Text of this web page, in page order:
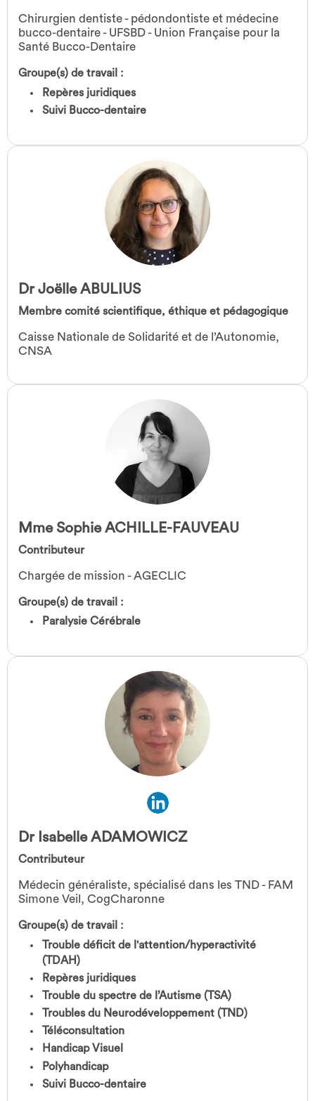
Chirurgien dentiste - pédondontiste et médecine
bucco-dentaire - UFSBD - Union Française pour la
Santé Bucco-Dentaire
Groupe(s) de travail :
Repères juridiques
Suivi Bucco-dentaire
Dr Joëlle ABULIUS
Membre comité scientifique, éthique et pédagogique
Caisse Nationale de Solidarité et de l’Autonomie,
CNSA
Mme Sophie ACHILLE-FAUVEAU
Contributeur
Chargée de mission - AGECLIC
Groupe(s) de travail :
Paralysie Cérébrale
Dr Isabelle ADAMOWICZ
Contributeur
Médecin généraliste, spécialisé dans les TND - FAM
Simone Veil, CogCharonne
Groupe(s) de travail :
Trouble déficit de l'attention/hyperactivité
(TDAH)
Repères juridiques
Trouble du spectre de l’Autisme (TSA)
Troubles du Neurodéveloppement (TND)
Téléconsultation
Handicap Visuel
Polyhandicap
Suivi Bucco-dentaire